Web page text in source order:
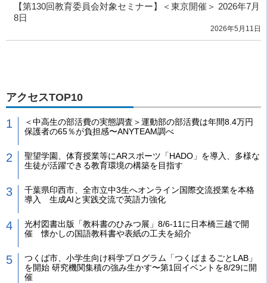
【第130回教育委員会対象セミナー】＜東京開催＞ 2026年7月
8日
2026年5月11日
アクセスTOP10
＜中高生の部活費の実態調査＞運動部の部活費は年間8.4万円
保護者の65％が負担感〜ANYTEAM調べ
聖望学園、体育授業等にARスポーツ「HADO」を導入、多様な
生徒が活躍できる教育環境の構築を目指す
千葉県印西市、全市立中3生へオンライン国際交流授業を本格
導入 生成AIと実践交流で英語力強化
光村図書出版「教科書のひみつ展」8/6-11に日本橋三越で開
催 懐かしの国語教科書や表紙の工夫を紹介
つくば市、小学生向け科学プログラム「つくばまるごとLAB」
を開始 研究機関集積の強み生かす〜第1回イベントを8/29に開
催